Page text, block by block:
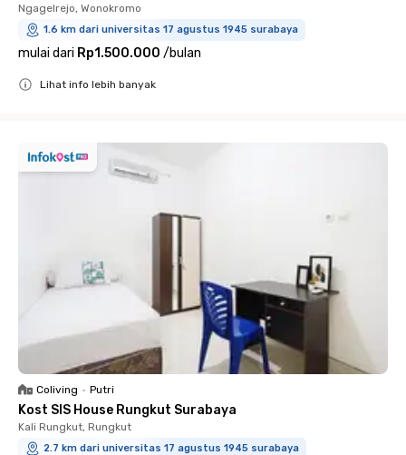
Ngagelrejo, Wonokromo
1.6 km dari universitas 17 agustus 1945 surabaya
mulai dari Rp1.500.000 /bulan
Lihat info lebih banyak
Coliving • Putri
Kost SIS House Rungkut Surabaya
Kali Rungkut, Rungkut
2.7 km dari universitas 17 agustus 1945 surabaya